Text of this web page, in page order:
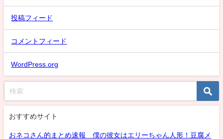
投稿フィード
コメントフィード
WordPress.org
おすすめサイト
おネコさん的まとめ速報 僕の彼女はエリーちゃん人形！豆腐メ